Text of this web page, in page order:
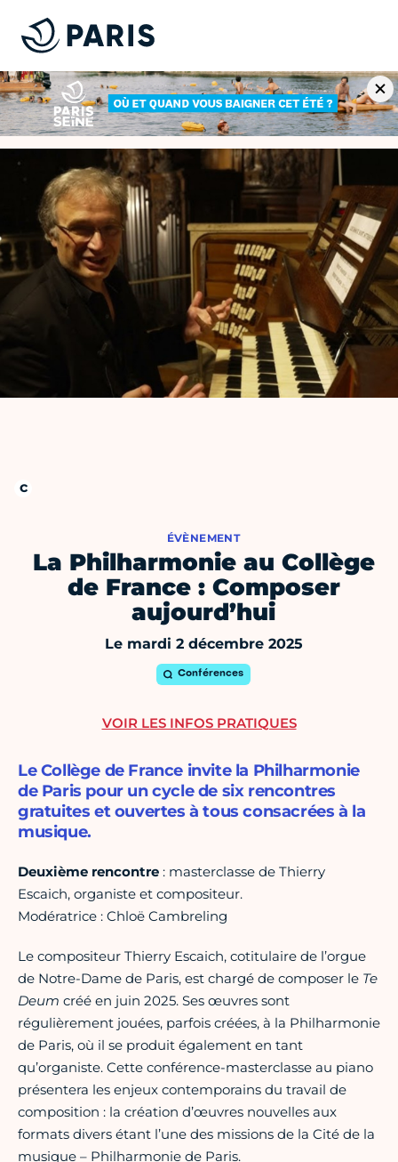
ÉVÈNEMENT
La Philharmonie au Collège
de France : Composer
aujourd’hui
Le mardi 2 décembre 2025
Conférences
Le Collège de France invite la Philharmonie
de Paris pour un cycle de six rencontres
gratuites et ouvertes à tous consacrées à la
musique.
Deuxième rencontre : masterclasse de Thierry
Escaich, organiste et compositeur.
Modératrice : Chloë Cambreling
Le compositeur Thierry Escaich, cotitulaire de l’orgue
de Notre-Dame de Paris, est chargé de composer le Te
Deum créé en juin 2025. Ses œuvres sont
régulièrement jouées, parfois créées, à la Philharmonie
de Paris, où il se produit également en tant
qu’organiste. Cette conférence-masterclasse au piano
présentera les enjeux contemporains du travail de
composition : la création d’œuvres nouvelles aux
formats divers étant l’une des missions de la Cité de la
musique – Philharmonie de Paris.
VOIR LES INFOS PRATIQUES